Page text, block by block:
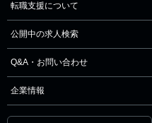
転職支援について
公開中の求人検索
Q&A・お問い合わせ
企業情報